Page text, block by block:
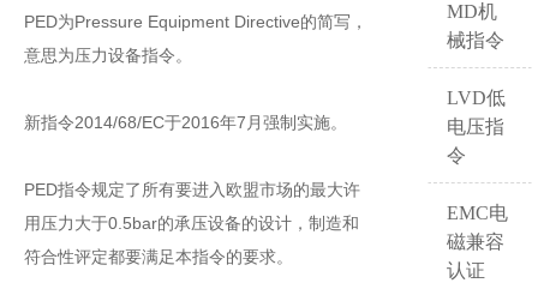
PED为Pressure Equipment Directive的简写，
意思为压力设备指令。
新指令2014/68/EC于2016年7月强制实施。
PED指令规定了所有要进入欧盟市场的最大许
用压力大于0.5bar的承压设备的设计，制造和
符合性评定都要满足本指令的要求。
MD机
械指令
LVD低
电压指
令
EMC电
磁兼容
认证